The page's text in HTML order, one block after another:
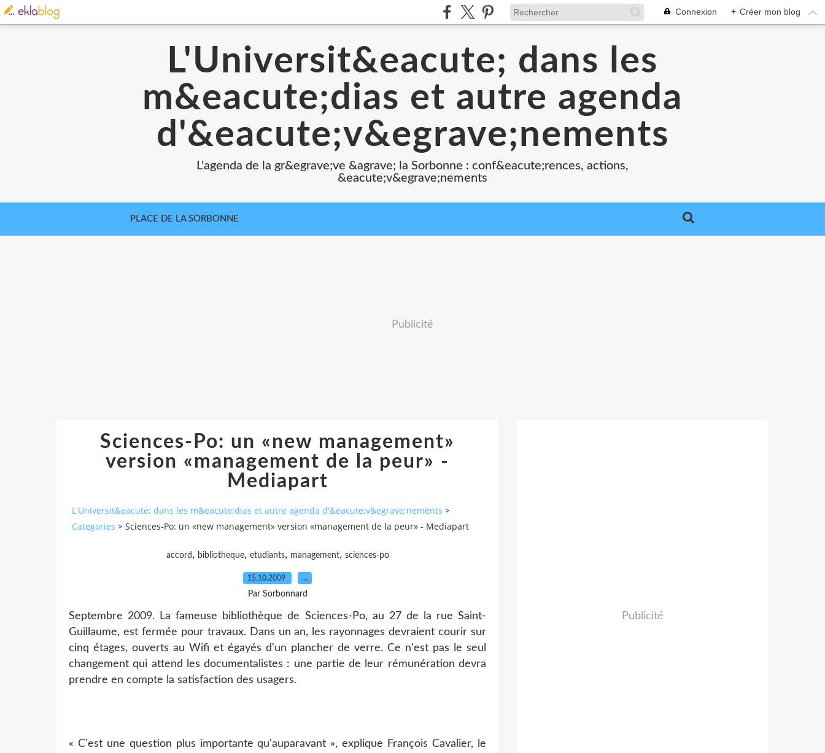
Connexion + Créer mon blog
L'Universit&eacute; dans les
m&eacute;dias et autre agenda
d'&eacute;v&egrave;nements
L'agenda de la gr&egrave;ve &agrave; la Sorbonne : conf&eacute;rences, actions,
&eacute;v&egrave;nements
PLACE DE LA SORBONNE
Publicité
Sciences-Po: un «new management»
version «management de la peur» -
Mediapart
L'Universit&eacute; dans les m&eacute;dias et autre agenda d'&eacute;v&egrave;nements >
Categories > Sciences-Po: un «new management» version «management de la peur» - Mediapart
accord , bibliotheque, etudiants, management, sciences-po
15.10.2009 …
Par Sorbonnard
Septembre 2009. La fameuse bibliothèque de Sciences-Po, au 27 de la rue Saint-
Guillaume, est fermée pour travaux. Dans un an, les rayonnages devraient courir sur
cinq étages, ouverts au Wifi et égayés d'un plancher de verre. Ce n'est pas le seul
changement qui attend les documentalistes : une partie de leur rémunération devra
prendre en compte la satisfaction des usagers.
« C'est une question plus importante qu'auparavant », explique François Cavalier, le
Publicité